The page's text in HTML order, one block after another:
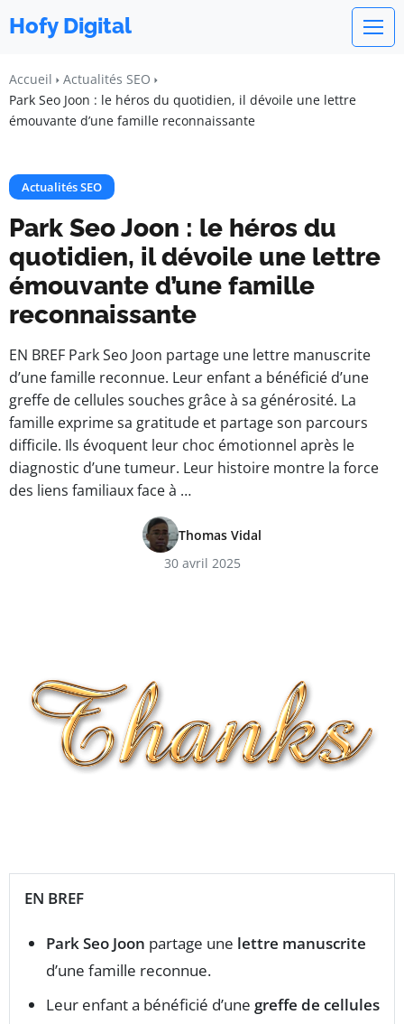
Hofy Digital
Accueil
Actualités SEO
Park Seo Joon : le héros du quotidien, il dévoile une lettre
émouvante d’une famille reconnaissante
Actualités SEO
Park Seo Joon : le héros du
quotidien, il dévoile une lettre
émouvante d’une famille
reconnaissante
EN BREF Park Seo Joon partage une lettre manuscrite
d’une famille reconnue. Leur enfant a bénéficié d’une
greffe de cellules souches grâce à sa générosité. La
famille exprime sa gratitude et partage son parcours
difficile. Ils évoquent leur choc émotionnel après le
diagnostic d’une tumeur. Leur histoire montre la force
des liens familiaux face à …
Thomas Vidal
30 avril 2025
EN BREF
Park Seo Joon partage une lettre manuscrite
d’une famille reconnue.
Leur enfant a bénéficié d’une greffe de cellules